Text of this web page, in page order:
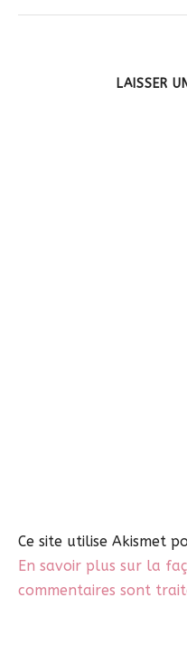
LAISSER
Ce site utilise Akismet
En savoir plus sur la
commentaires sont